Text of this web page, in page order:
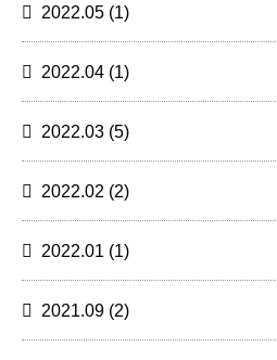
2022.05 (1)
2022.04 (1)
2022.03 (5)
2022.02 (2)
2022.01 (1)
2021.09 (2)